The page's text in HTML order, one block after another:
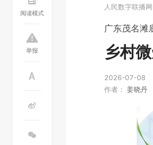
阅读模式
举报
人民数字联播网
广东茂名滩
乡村
2026-07-08
作者： 姜晓丹